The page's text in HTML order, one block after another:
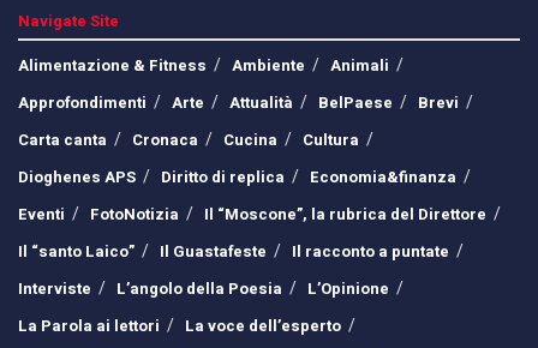
Navigate Site
Alimentazione & Fitness
Ambiente
Animali
Approfondimenti
Arte Attualità BelPaese
Brevi
Carta canta
Cronaca Cucina
Cultura
Dioghenes APS
Diritto di replica
Economia&finanza
Eventi
FotoNotizia
Il “Moscone”, la rubrica del Direttore
Il “santo Laico”
Il Guastafeste
Il racconto a puntate
Interviste
L’angolo della Poesia
L’Opinione
La Parola ai lettori
La voce dell’esperto